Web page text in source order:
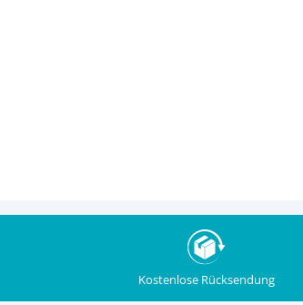
Kostenlose Rücksendung